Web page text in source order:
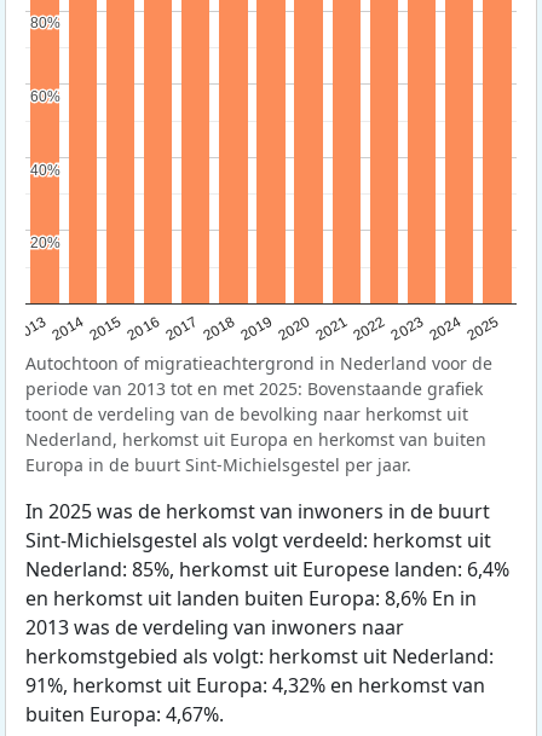
20132014201520162017 20182019 202020212022202320242025
20%
20%
40%
40%
60%
60%
80%
80%
Autochtoon of migratieachtergrond in Nederland voor de
periode van 2013 tot en met 2025: Bovenstaande grafiek
toont de verdeling van de bevolking naar herkomst uit
Nederland, herkomst uit Europa en herkomst van buiten
Europa in de buurt Sint-Michielsgestel per jaar.
In 2025 was de herkomst van inwoners in de buurt
Sint-Michielsgestel als volgt verdeeld: herkomst uit
Nederland: 85%, herkomst uit Europese landen: 6,4%
en herkomst uit landen buiten Europa: 8,6% En in
2013 was de verdeling van inwoners naar
herkomstgebied als volgt: herkomst uit Nederland:
91%, herkomst uit Europa: 4,32% en herkomst van
buiten Europa: 4,67%.